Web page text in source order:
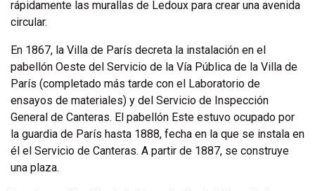
rápidamente las murallas de Ledoux para crear una avenida
circular.
En 1867, la Villa de París decreta la instalación en el
pabellón Oeste del Servicio de la Vía Pública de la Villa de
París (completado más tarde con el Laboratorio de
ensayos de materiales) y del Servicio de Inspección
General de Canteras. El pabellón Este estuvo ocupado por
la guardia de París hasta 1888, fecha en la que se instala en
él el Servicio de Canteras. A partir de 1887, se construye
una plaza.